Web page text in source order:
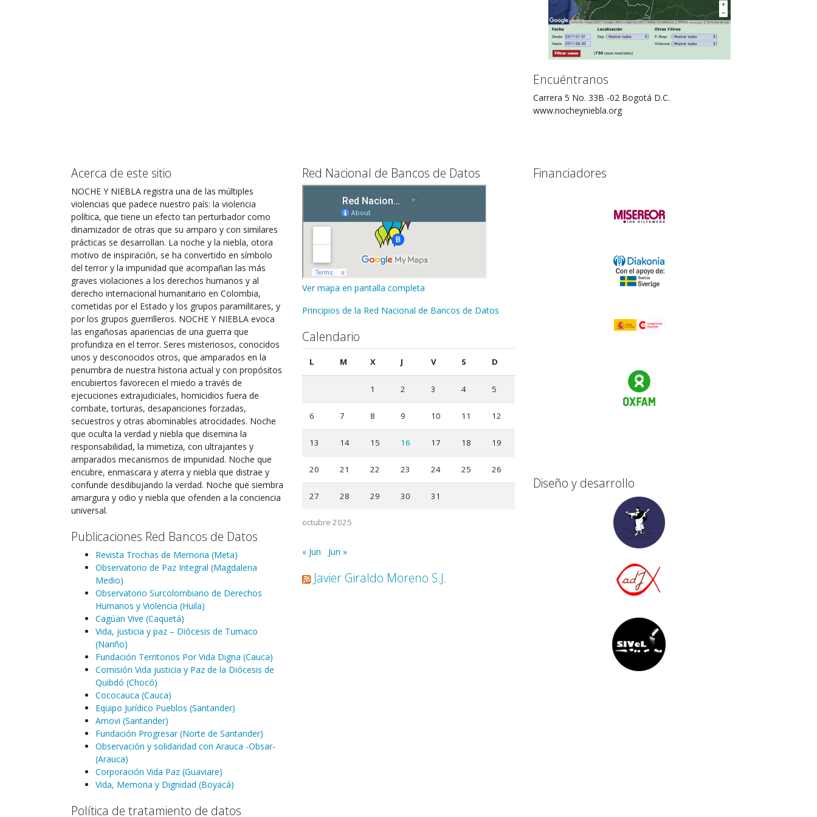
Encuéntranos
Carrera 5 No. 33B -02 Bogotá D.C.
www.nocheyniebla.org
Acerca de este sitio
NOCHE Y NIEBLA registra una de las múltiples
violencias que padece nuestro país: la violencia
política, que tiene un efecto tan perturbador como
dinamizador de otras que su amparo y con similares
prácticas se desarrollan. La noche y la niebla, otora
motivo de inspiración, se ha convertido en símbolo
del terror y la impunidad que acompañan las más
graves violaciones a los derechos humanos y al
derecho internacional humanitario en Colombia,
cometidas por el Estado y los grupos paramilitares, y
por los grupos guerrilleros. NOCHE Y NIEBLA evoca
las engañosas apariencias de una guerra que
profundiza en el terror. Seres misteriosos, conocidos
unos y desconocidos otros, que amparados en la
penumbra de nuestra historia actual y con propósitos
encubiertos favorecen el miedo a través de
ejecuciones extrajudiciales, homicidios fuera de
combate, torturas, desapariciones forzadas,
secuestros y otras abominables atrocidades. Noche
que oculta la verdad y niebla que disemina la
responsabilidad, la mimetiza, con ultrajantes y
amparados mecanismos de impunidad. Noche que
encubre, enmascara y aterra y niebla que distrae y
confunde desdibujando la verdad. Noche que siembra
amargura y odio y niebla que ofenden a la conciencia
universal.
Publicaciones Red Bancos de Datos
Revista Trochas de Memoria (Meta)
Observatorio de Paz Integral (Magdalena
Medio)
Observatorio Surcolombiano de Derechos
Humanos y Violencia (Huila)
Cagúan Vive (Caquetá)
Vida, justicia y paz – Diócesis de Tumaco
(Nariño)
Fundación Territorios Por Vida Digna (Cauca)
Comisión Vida justicia y Paz de la Diócesis de
Quibdó (Chocó)
Cococauca (Cauca)
Equipo Jurídico Pueblos (Santander)
Amovi (Santander)
Fundación Progresar (Norte de Santander)
Observación y solidaridad con Arauca -Obsar-
(Arauca)
Corporación Vida Paz (Guaviare)
Vida, Memoria y Dignidad (Boyacá)
Política de tratamiento de datos
Red Nacional de Bancos de Datos
Ver mapa en pantalla completa
Principios de la Red Nacional de Bancos de Datos
Calendario
octubre 2025
L M X J V S D
1 2 3 4 5
6 7 8 9 10 11 12
13 14 15 16 17 18 19
20 21 22 23 24 25 26
27 28 29 30 31
« Jun Jun »
Javier Giraldo Moreno S.J.
Financiadores
Diseño y desarrollo